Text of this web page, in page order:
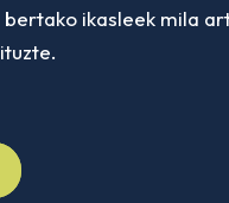
ikasleek mila